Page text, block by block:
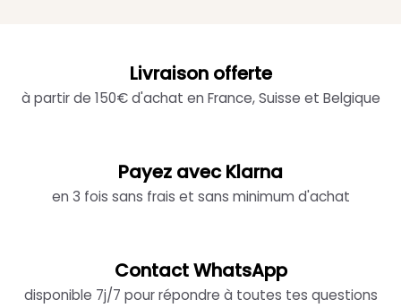
Livraison offerte
à partir de 150€ d'achat en France, Suisse et Belgique
Payez avec Klarna
en 3 fois sans frais et sans minimum d'achat
Contact WhatsApp
disponible 7j/7 pour répondre à toutes tes questions